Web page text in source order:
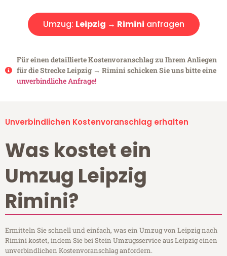
Umzug: Leipzig → Rimini anfragen
Für einen detaillierte Kostenvoranschlag zu Ihrem Anliegen
für die Strecke Leipzig → Rimini schicken Sie uns bitte eine
unverbindliche Anfrage!
Unverbindlichen Kostenvoranschlag erhalten
Was kostet ein
Umzug Leipzig
Rimini?
Ermitteln Sie schnell und einfach, was ein Umzug von Leipzig nach
Rimini kostet, indem Sie bei Stein Umzugsservice aus Leipzig einen
unverbindlichen Kostenvoranschlag anfordern.